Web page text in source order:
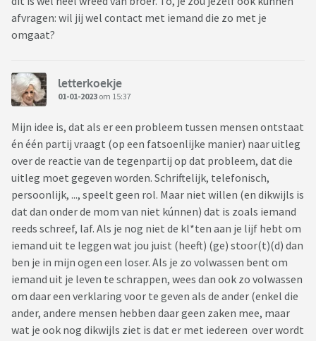
afvragen: wil jij wel contact met iemand die zo met je
omgaat?
letterkoekje
01-01-2023 om 15:37
Mijn idee is, dat als er een probleem tussen mensen ontstaat
én één partij vraagt (op een fatsoenlijke manier) naar uitleg
over de reactie van de tegenpartij op dat probleem, dat die
uitleg moet gegeven worden. Schriftelijk, telefonisch,
persoonlijk, ..., speelt geen rol. Maar niet willen (en dikwijls is
dat dan onder de mom van niet kúnnen) dat is zoals iemand
reeds schreef, laf. Als je nog niet de kl*ten aan je lijf hebt om
iemand uit te leggen wat jou juist (heeft) (ge) stoor(t)(d) dan
ben je in mijn ogen een loser. Als je zo volwassen bent om
iemand uit je leven te schrappen, wees dan ook zo volwassen
om daar een verklaring voor te geven als de ander (enkel die
ander, andere mensen hebben daar geen zaken mee, maar
wat je ook nog dikwijls ziet is dat er met iedereen over wordt